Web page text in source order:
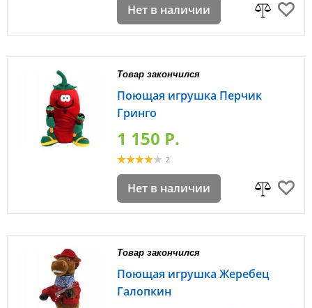
Нет в наличии
Товар закончился
Поющая игрушка Перчик
Гринго
1 150 P.
2
Нет в наличии
Товар закончился
Поющая игрушка Жеребец
Галопкин